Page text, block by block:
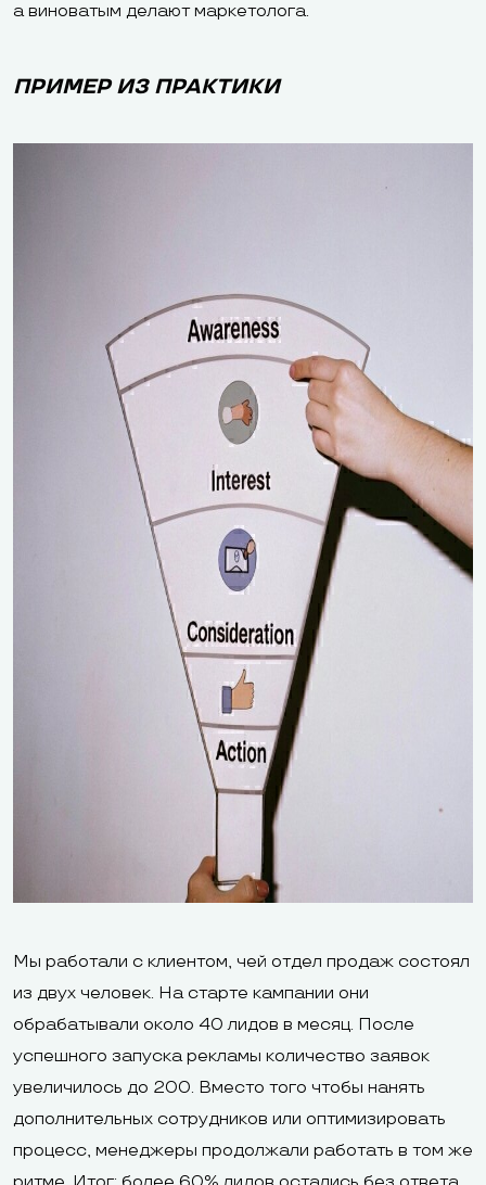
а виноватым делают маркетолога.
ПРИМЕР ИЗ ПРАКТИКИ
Мы работали с клиентом, чей отдел продаж состоял
из двух человек. На старте кампании они
обрабатывали около 40 лидов в месяц. После
успешного запуска рекламы количество заявок
увеличилось до 200. Вместо того чтобы нанять
дополнительных сотрудников или оптимизировать
процесс, менеджеры продолжали работать в том же